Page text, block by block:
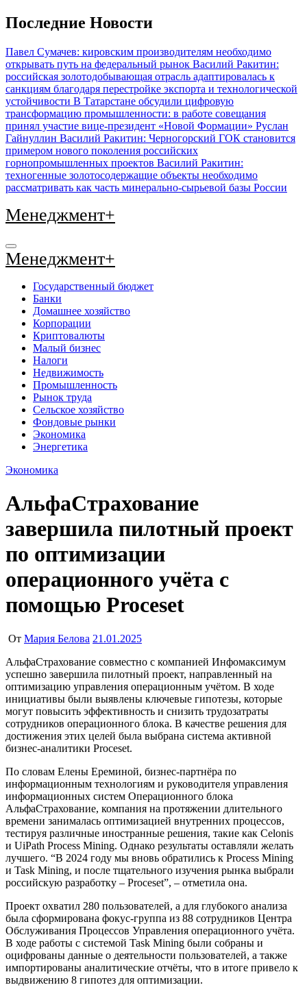
Перейти
к
Последние Новости
Павел Сумачев: кировским производителям необходимо
открывать путь на федеральный рынок Василий Ракитин:
российская золотодобывающая отрасль адаптировалась к
санкциям благодаря перестройке экспорта и технологической
устойчивости В Татарстане обсудили цифровую
трансформацию промышленности: в работе совещания
принял участие вице-президент «Новой Формации» Руслан
Гайнуллин Василий Ракитин: Черногорский ГОК становится
примером нового поколения российских
горнопромышленных проектов Василий Ракитин:
техногенные золотосодержащие объекты необходимо
рассматривать как часть минерально-сырьевой базы России
Менеджмент+
Менеджмент+
Государственный бюджет
Банки
Домашнее хозяйство
Корпорации
Криптовалюты
Малый бизнес
Налоги
Недвижимость
Промышленность
Рынок труда
Сельское хозяйство
Фондовые рынки
Экономика
Энергетика
Экономика
АльфаСтрахование
завершила пилотный проект
по оптимизации
операционного учёта с
помощью Proceset
От Мария Белова 21.01.2025
АльфаСтрахование совместно с компанией Инфомаксимум
успешно завершила пилотный проект, направленный на
оптимизацию управления операционным учётом. В ходе
инициативы были выявлены ключевые гипотезы, которые
могут повысить эффективность и снизить трудозатраты
сотрудников операционного блока. В качестве решения для
достижения этих целей была выбрана система активной
бизнес-аналитики Proceset.
По словам Елены Ереминой, бизнес-партнёра по
информационным технологиям и руководителя управления
информационных систем Операционного блока
АльфаСтрахование, компания на протяжении длительного
времени занималась оптимизацией внутренних процессов,
тестируя различные иностранные решения, такие как Celonis
и UiPath Process Mining. Однако результаты оставляли желать
лучшего. “В 2024 году мы вновь обратились к Process Mining
и Task Mining, и после тщательного изучения рынка выбрали
российскую разработку – Proceset”, – отметила она.
Проект охватил 280 пользователей, а для глубокого анализа
была сформирована фокус-группа из 88 сотрудников Центра
Обслуживания Процессов Управления операционного учёта.
В ходе работы с системой Task Mining были собраны и
оцифрованы данные о деятельности пользователей, а также
импортированы аналитические отчёты, что в итоге привело к
выдвижению 8 гипотез для оптимизации.